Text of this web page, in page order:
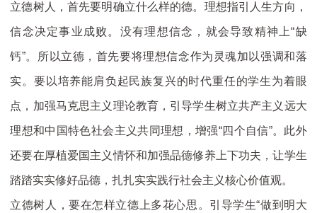
立德树人，首先要明确立什么样的德。理想指引人生方向，
信念决定事业成败。没有理想信念，就会导致精神上“缺
钙”。所以立德，首先要将理想信念作为灵魂加以强调和落
实。要以培养能肩负起民族复兴的时代重任的学生为着眼
点，加强马克思主义理论教育，引导学生树立共产主义远大
理想和中国特色社会主义共同理想，增强“四个自信”。此外
还要在厚植爱国主义情怀和加强品德修养上下功夫，让学生
踏踏实实修好品德，扎扎实实践行社会主义核心价值观。
立德树人，要在怎样立德上多花心思。引导学生“做到明大